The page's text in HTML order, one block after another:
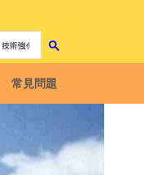
常見問題